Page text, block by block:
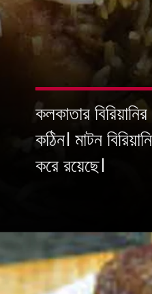
কলকাতার
কঠিন। মাটন